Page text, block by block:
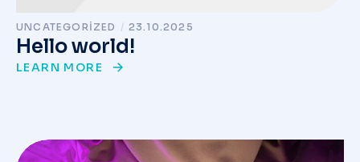
UNCATEGORIZED / 23.10.2025
Hello world!
LEARN MORE